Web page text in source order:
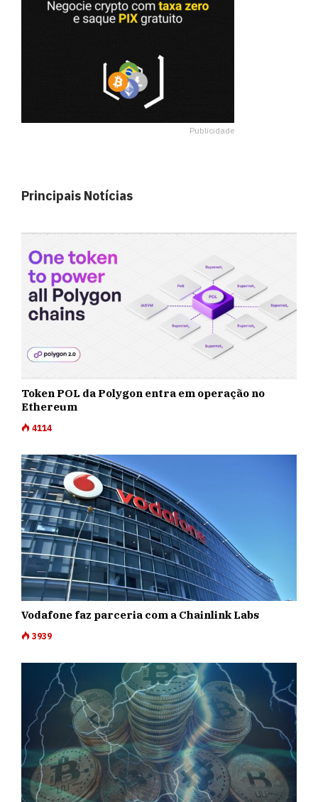
Publicidade
Principais Notícias
Token POL da Polygon entra em operação no
Ethereum
4114
Vodafone faz parceria com a Chainlink Labs
3939